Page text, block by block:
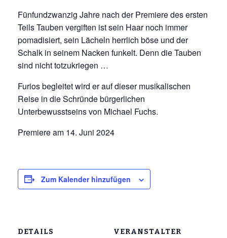
Fünfundzwanzig Jahre nach der Premiere des ersten
Teils Tauben vergiften ist sein Haar noch immer
pomadisiert, sein Lächeln herrlich böse und der
Schalk in seinem Nacken funkelt. Denn die Tauben
sind nicht totzukriegen …
Furios begleitet wird er auf dieser musikalischen
Reise in die Schründe bürgerlichen
Unterbewusstseins von Michael Fuchs.
Premiere am 14. Juni 2024
Zum Kalender hinzufügen
DETAILS VERANSTALTER